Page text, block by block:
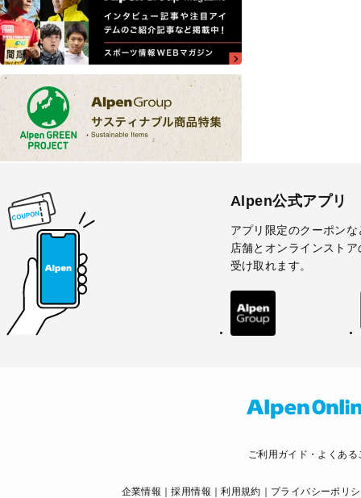
Alpen公式アプリ
アプリ限定のクーポンな
店舗とオンラインスト
受け取れます。
ご利用ガイド・よくある
企業情報 採用情報 利用規約 プライバシーポリ